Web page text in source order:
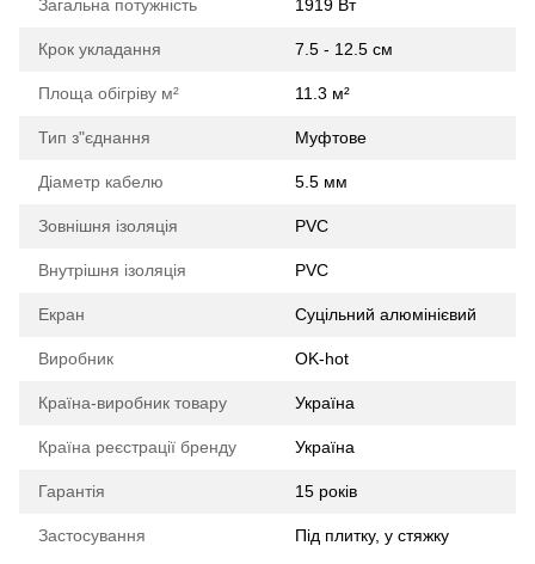
Загальна потужність 1919 Вт
Крок укладання 7.5 - 12.5 см
Площа обігріву м² 11.3 м²
Тип з"єднання Муфтове
Діаметр кабелю 5.5 мм
Зовнішня ізоляція PVС
Внутрішня ізоляція PVC
Екран Суцільний алюмінієвий
Виробник OK-hot
Країна-виробник товару Україна
Країна реєстрації бренду Україна
Гарантія 15 років
Застосування Під плитку, у стяжку